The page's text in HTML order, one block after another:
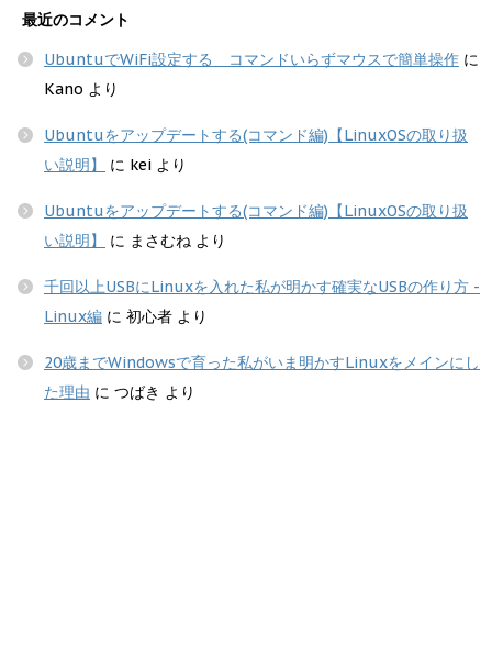
最近のコメント
UbuntuでWiFi設定する コマンドいらずマウスで簡単操作 に
Kano より
Ubuntuをアップデートする(コマンド編)【LinuxOSの取り扱
い説明】
に kei より
Ubuntuをアップデートする(コマンド編)【LinuxOSの取り扱
い説明】
に まさむね より
千回以上USBにLinuxを入れた私が明かす確実なUSBの作り方 -
Linux編 に 初心者 より
20歳までWindowsで育った私がいま明かすLinuxをメインにし
た理由 に つばき より